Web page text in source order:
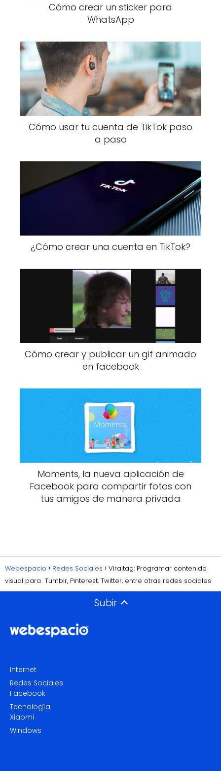
Cómo crear un sticker para
WhatsApp
Cómo usar tu cuenta de TikTok paso
a paso
¿Cómo crear una cuenta en TikTok?
Cómo crear y publicar un gif animado
en facebook
Moments, la nueva aplicación de
Facebook para compartir fotos con
tus amigos de manera privada
Webespacio Redes Sociales
Viraltag: Programar contenido
visual para Tumblr, Pinterest, Twitter, entre otras redes sociales
Subir
Internet
Redes Sociales
Facebook
Tecnología
Xiaomi
Windows